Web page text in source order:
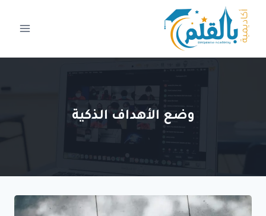
التجاوز
المحتوى
وضع الأهداف الذكية